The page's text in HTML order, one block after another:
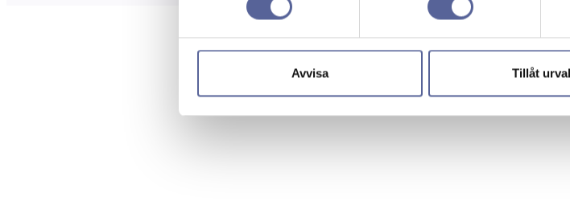
Avvisa Tillåt urval